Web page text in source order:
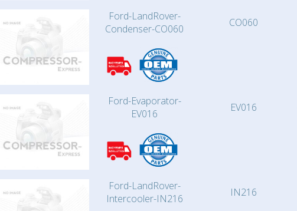
Ford-LandRover-
Condenser-CO060
CO060
Ford-Evaporator-
EV016
EV016
Ford-LandRover-
Intercooler-IN216
IN216